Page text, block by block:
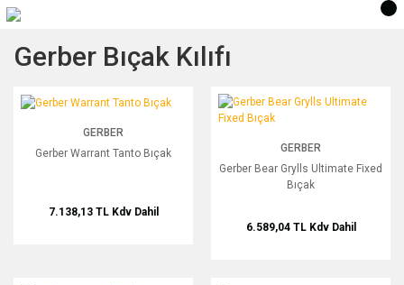
Gerber Bıçak Kılıfı
Gerber Warrant Tanto Bıçak
GERBER
Gerber Warrant Tanto Bıçak
7.138,13 TL Kdv Dahil
Gerber Bear Grylls Ultimate Fixed
GERBER
Gerber Bear Grylls Ultimate Fixed
Bıçak
6.589,04 TL Kdv Dahil